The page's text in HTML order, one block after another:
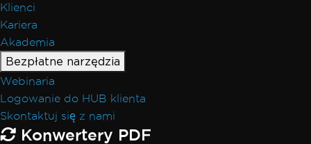
Klienci
Kariera
Akademia
Bezpłatne narzędzia
Webinaria
Logowanie do HUB klienta
Skontaktuj się z nami
Konwertery PDF